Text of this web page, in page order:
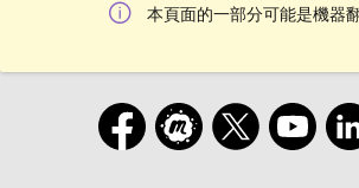
本頁面的一部分可能是機器